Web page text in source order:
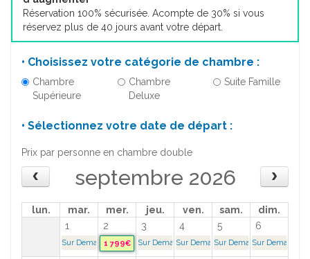
Réservation 100% sécurisée. Acompte de 30% si vous
réservez plus de 40 jours avant votre départ.
• Choisissez votre catégorie de chambre :
Chambre
Supérieure
Chambre
Deluxe
Suite Famille
• Sélectionnez votre date de départ :
Prix par personne en chambre double
septembre 2026
lun. mar. mer. jeu. ven. sam.
dim.
1
2 3 4 5 6
Sur Demande >1 799€ Sur Demande >Sur Demande >Sur Demande >Sur Demande >